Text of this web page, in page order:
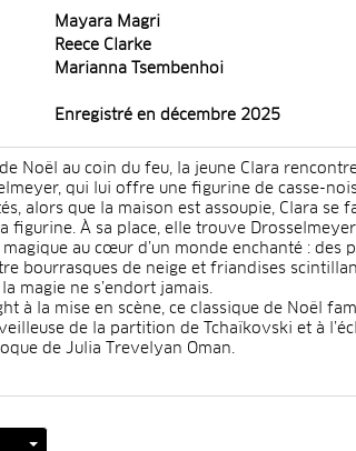
Mayara Magri
Reece Clarke
Marianna Tsembenhoi
Enregistré en décembre 2025
Noël au coin du feu, la jeune Clara
qui lui offre une figurine de casse-
alors que la maison est assoupie, Clara se
figurine. À sa place, elle trouve
au cœur d’un monde enchanté : des
bourrasques de neige et friandises
magie ne s’endort jamais.
à la mise en scène, ce classique de Noël
de la partition de Tchaïkovski et à
de Julia Trevelyan Oman.